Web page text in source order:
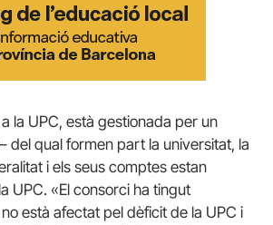
la UPC, està gestionada per un
del qual formen part la universitat, la
i els seus comptes estan
UPC. «El consorci ha tingut
està afectat pel dèficit de la UPC i